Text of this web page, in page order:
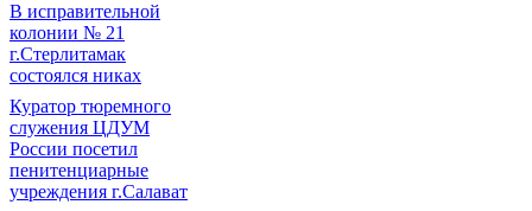
В исправительной
колонии № 21
г.Стерлитамак
состоялся никах
Куратор тюремного
служения ЦДУМ
России посетил
пенитенциарные
учреждения г.Салават